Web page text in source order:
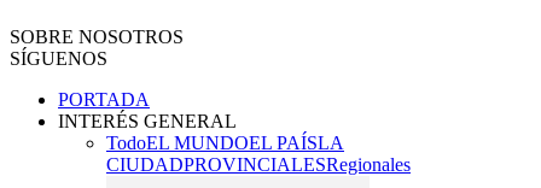
SOBRE NOSOTROS
SÍGUENOS
PORTADA
INTERÉS GENERAL
TodoEL MUNDOEL PAÍSLA
CIUDADPROVINCIALESRegionales